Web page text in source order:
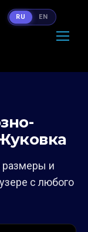
размеры и
с любого
RU EN